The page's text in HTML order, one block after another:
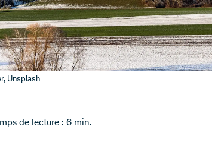
Unsplash
de lecture : 6 min.